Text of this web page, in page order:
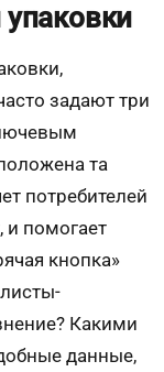
задают три
та
потребителей
и помогает
кнопка»
Какими
данные,